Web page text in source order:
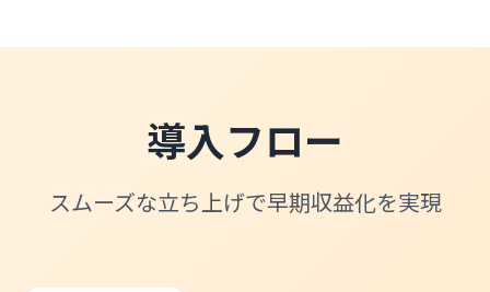
導入フロー
スムーズな立ち上げで早期収益化を実現